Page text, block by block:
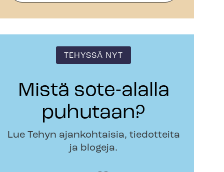
TEHYSSÄ NYT
Mistä sote-alalla
puhutaan?
Lue Tehyn ajankohtaisia, tiedotteita
ja blogeja.